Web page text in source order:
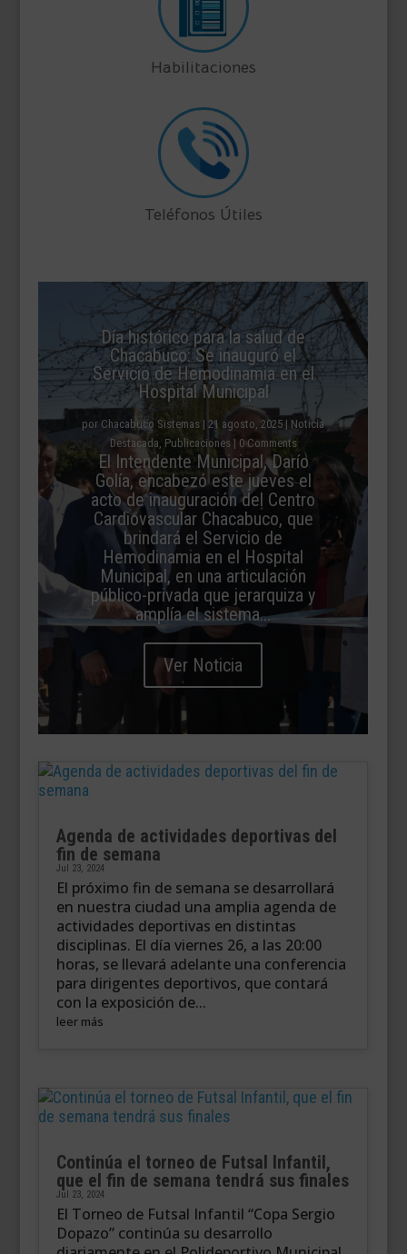
Habilitaciones
Teléfonos Útiles
Día histórico para la salud de
Chacabuco: Se inauguró el
Servicio de Hemodinamia en el
Hospital Municipal
por Chacabuco Sistemas | 21 agosto, 2025 | Noticia
Destacada Publicaciones| 0 Comments
El Intendente Municipal, Darío
Golía, encabezó este jueves el
acto de inauguración del Centro
Cardiovascular Chacabuco, que
brindará el Servicio de
Hemodinamia en el Hospital
Municipal, en una articulación
público-privada que jerarquiza y
amplía el sistema...
Ver Noticia
Agenda de actividades deportivas del
fin de semana
Jul 23, 2024
El próximo fin de semana se desarrollará
en nuestra ciudad una amplia agenda de
actividades deportivas en distintas
disciplinas. El día viernes 26, a las 20:00
horas, se llevará adelante una conferencia
para dirigentes deportivos, que contará
con la exposición de...
leer más
Continúa el torneo de Futsal Infantil,
que el fin de semana tendrá sus finales
Jul 23, 2024
El Torneo de Futsal Infantil “Copa Sergio
Dopazo” continúa su desarrollo